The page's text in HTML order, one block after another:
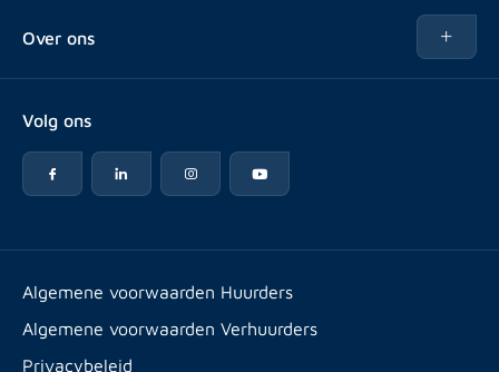
Advies
Expats
Energielabel
Over ons
Veelgestelde vragen
Reviews
Artikelen
Volg ons
Algemene voorwaarden Huurders
Algemene voorwaarden Verhuurders
Privacybeleid